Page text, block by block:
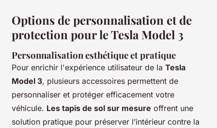
Options de personnalisation et de
protection pour le Tesla Model 3
Personnalisation esthétique et pratique
Pour enrichir l'expérience utilisateur de la Tesla
Model 3, plusieurs accessoires permettent de
personnaliser et protéger efficacement votre
véhicule. Les tapis de sol sur mesure offrent une
solution pratique pour préserver l’intérieur contre la